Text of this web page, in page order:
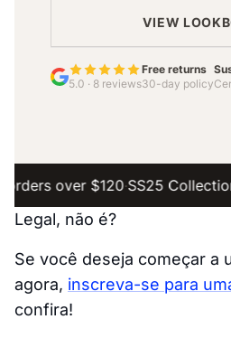
Legal, não é?
Se você deseja começar a
agora, inscreva-se para
confira!